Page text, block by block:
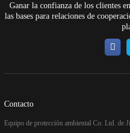
Ganar la confianza de los clientes
las bases para relaciones de
Contacto
Equipo de protección ambiental Co. Ltd. de